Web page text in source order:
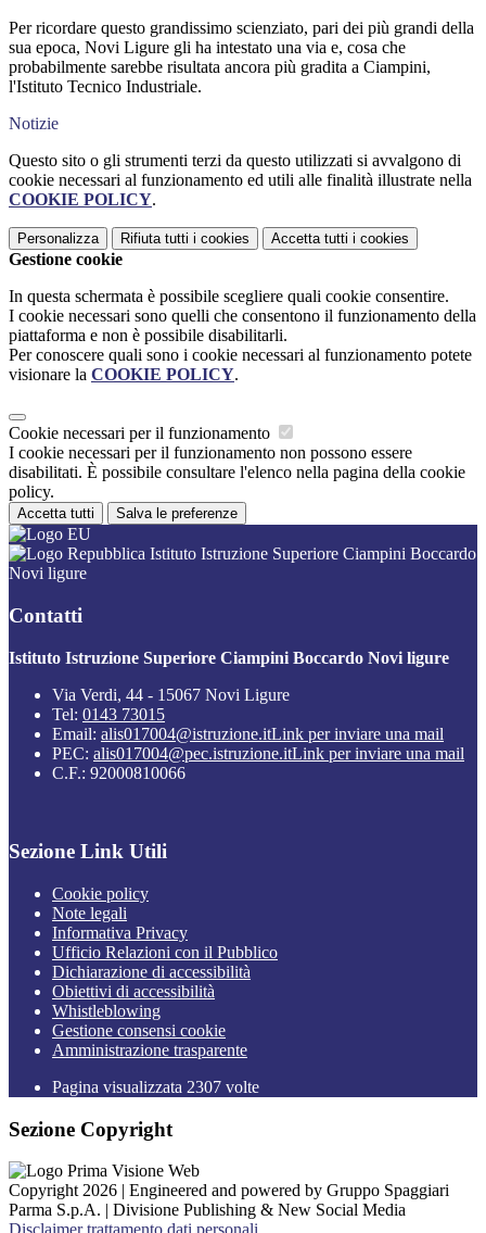
Per ricordare questo grandissimo scienziato, pari dei più grandi della
sua epoca, Novi Ligure gli ha intestato una via e, cosa che
probabilmente sarebbe risultata ancora più gradita a Ciampini,
l'Istituto Tecnico Industriale.
Notizie
Questo sito o gli strumenti terzi da questo utilizzati si avvalgono di
cookie necessari al funzionamento ed utili alle finalità illustrate nella
COOKIE POLICY.
Personalizza Rifiuta tutti i cookies Accetta tutti i cookies
Gestione cookie
In questa schermata è possibile scegliere quali cookie consentire.
I cookie necessari sono quelli che consentono il funzionamento della
piattaforma e non è possibile disabilitarli.
Per conoscere quali sono i cookie necessari al funzionamento potete
visionare la COOKIE POLICY.
Cookie necessari per il funzionamento
I cookie necessari per il funzionamento non possono essere
disabilitati. È possibile consultare l'elenco nella pagina della cookie
policy.
Accetta tutti Salva le preferenze
Istituto Istruzione Superiore Ciampini Boccardo
Novi ligure
Contatti
Istituto Istruzione Superiore Ciampini Boccardo Novi ligure
Via Verdi, 44 - 15067 Novi Ligure
Tel: 0143 73015
Email: alis017004@istruzione.itLink per inviare una mail
PEC: alis017004@pec.istruzione.itLink per inviare una mail
C.F.: 92000810066
Sezione Link Utili
Cookie policy
Note legali
Informativa Privacy
Ufficio Relazioni con il Pubblico
Dichiarazione di accessibilità
Obiettivi di accessibilità
Whistleblowing
Gestione consensi cookie
Amministrazione trasparente
Pagina visualizzata 2307 volte
Sezione Copyright
Copyright 2026 | Engineered and powered by Gruppo Spaggiari
Parma S.p.A. | Divisione Publishing & New Social Media